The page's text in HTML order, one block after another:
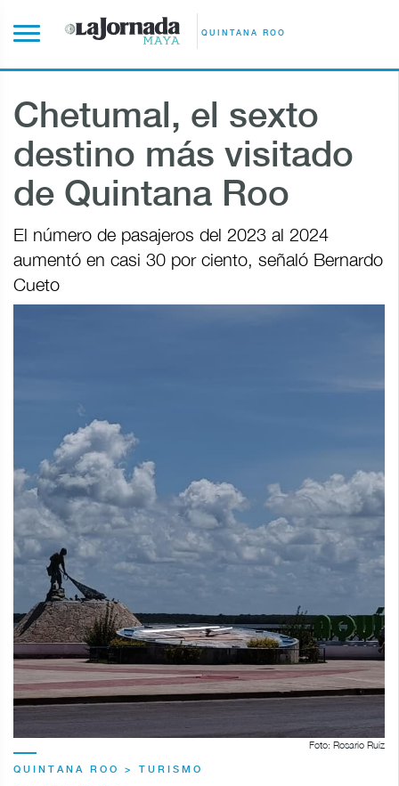
QUINTANA ROO
Chetumal, el sexto
destino más visitado
de Quintana Roo
El número de pasajeros del 2023 al 2024
aumentó en casi 30 por ciento, señaló Bernardo
Cueto
Foto: Rosario Ruiz
QUINTANA ROO > TURISMO